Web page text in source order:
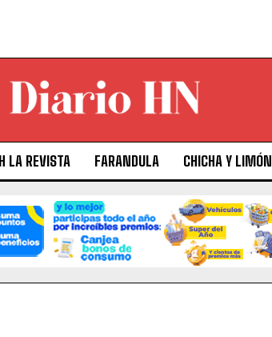
LA REVISTA FARANDULA CHICHA Y LIMÓN